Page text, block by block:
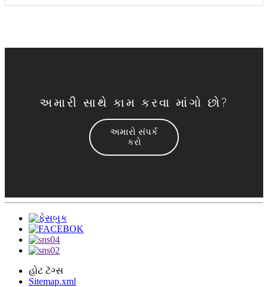
અમારી સાથે કામ કરવા માંગો છો?
અમારો સંપર્ક
કરો
હોટ ટૅગ્સ
Sitemap.xml